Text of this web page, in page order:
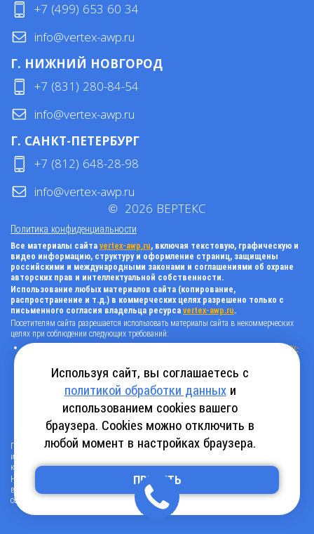
+7 (499) 653 60 34
info@vertex-awp.ru
Г. НИЖНИЙ НОВГОРОД
+7 (831) 280-84-54
info@vertex-awp.ru
Г. САНКТ-ПЕТЕРБУРГ
+7 (812) 648-28-98
info@vertex-awp.ru
Политика конфиденциальности
© 2026 ВЕРТЕКС
Все материалы сайта vertex-awp.ru, включая текстовую, графическую и
видео информацию, структуру и оформление страниц, защищены
российскими и международными законами и соглашениями об охране
авторских прав и интеллектуальной собственности.
Использование любых материалов сайта (копирование,
распространение и т.д.) в коммерческих целях разрешено только с
письменного согласия владельца ресурса vertex-awp.ru.
Посетителям сайта разрешается использовать материалы сайта в некоммерческих
целях при соблюдении следующих требований:
поставить прямую активную гиперссылку на оригинал в виде: «источник
vertex-
системами, т.е. запрещено применять «noindex», «nofollow» и любые другие
способы, нельзя использовать редирект в ссылках;
все ссылки, имеющиеся в тексте материала, должны оставаться в неизменном
виде и быть прямыми и активными;
в случае регулярного использования материалов сайтаvertex-awp.ru
активная ссылка на ресурс должна быть размещена на главной странице вашего
сайта (в любом видимом месте).
Посетителям сайта разрешается копировать/скачивать только следующую
информацию: бланки, анкеты, каталоги, промокоды на скидки, адреса офисов,
контактные телефоны и контактную информацию.
Нарушение вышеуказанных положений является нарушением авторских прав и
влечет наступление гражданской, административной и уголовной ответственности в
соответствии с действующим законодательством.
Используя сайт, вы соглашаетесь с
политикой обработки данныхи
использованием cookies вашего
браузера. Cookies можно отключить в
любой момент в настройках браузера.
ПРИНЯТЬ